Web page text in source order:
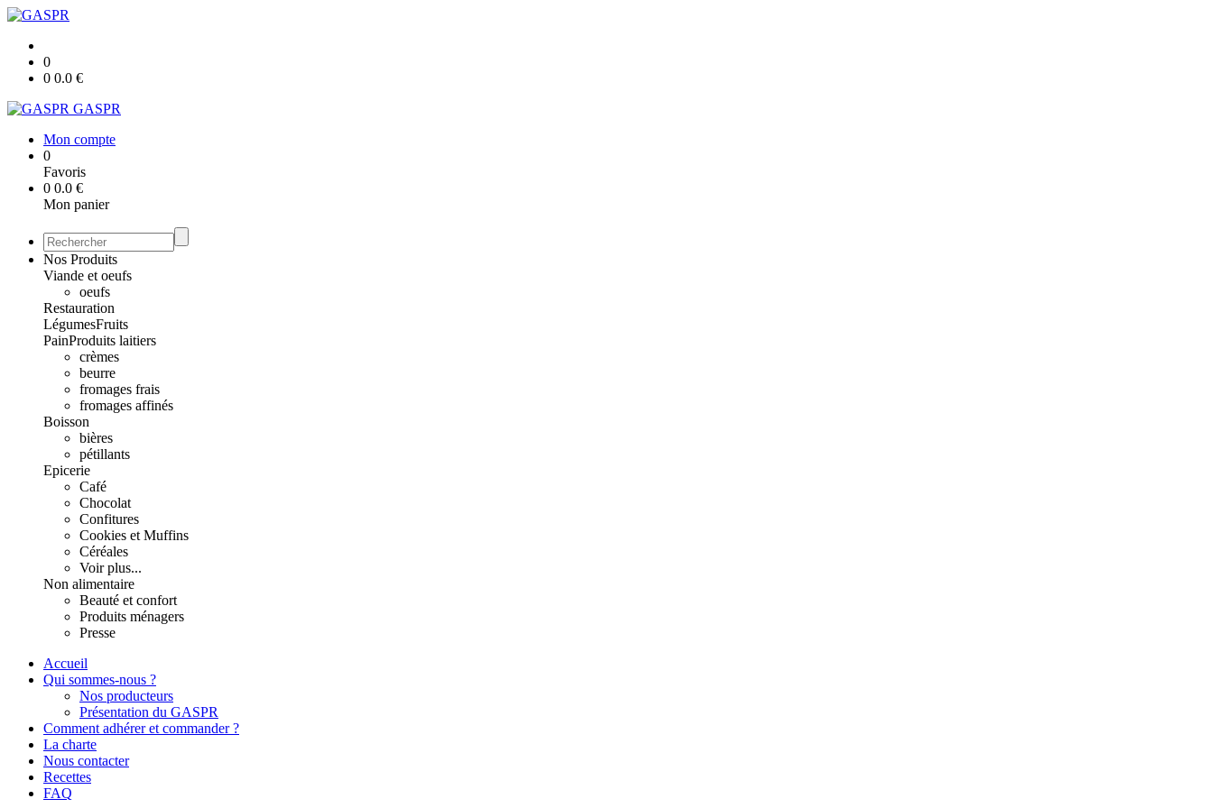
0
0 0.0 €
GASPR
Mon compte
0
Favoris
0 0.0 €
Mon panier
Nos Produits
Viande et oeufs
oeufs
Restauration
LégumesFruits
PainProduits laitiers
crèmes
beurre
fromages frais
fromages affinés
Boisson
bières
pétillants
Epicerie
Café
Chocolat
Confitures
Cookies et Muffins
Céréales
Voir plus...
Non alimentaire
Beauté et confort
Produits ménagers
Presse
Accueil
Qui sommes-nous ?
Nos producteurs
Présentation du GASPR
Comment adhérer et commander ?
La charte
Nous contacter
Recettes
FAQ